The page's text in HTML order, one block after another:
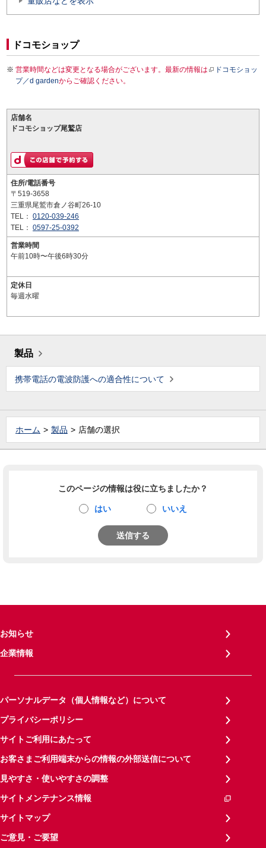
ドコモショップ
営業時間などは変更となる場合がございます。最新の情報は
ドコモショッ
プ／d gardenからご確認ください。
店舗名
ドコモショップ尾鷲店
住所/電話番号
〒519-3658
三重県尾鷲市倉ノ谷町26-10
TEL： 0120-039-246
TEL： 0597-25-0392
営業時間
午前10時〜午後6時30分
定休日
毎週水曜
製品
携帯電話の電波防護への適合性について
ホーム 製品 店舗の選択
このページの情報は役に立ちましたか？
はい いいえ
送信する
お知らせ
企業情報
パーソナルデータ（個人情報など）について
プライバシーポリシー
サイトご利用にあたって
お客さまご利用端末からの情報の外部送信について
見やすさ・使いやすさの調整
サイトメンテナンス情報
サイトマップ
ご意見・ご要望